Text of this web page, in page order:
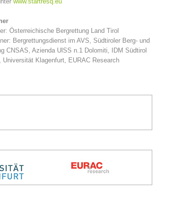
Österreichische Bergrettung Land Tirol
Bergrettungsdienst im AVS, Südtiroler Berg- und
CNSAS, Azienda UlSS n.1 Dolomiti, IDM Südtirol
Universität Klagenfurt, EURAC Research